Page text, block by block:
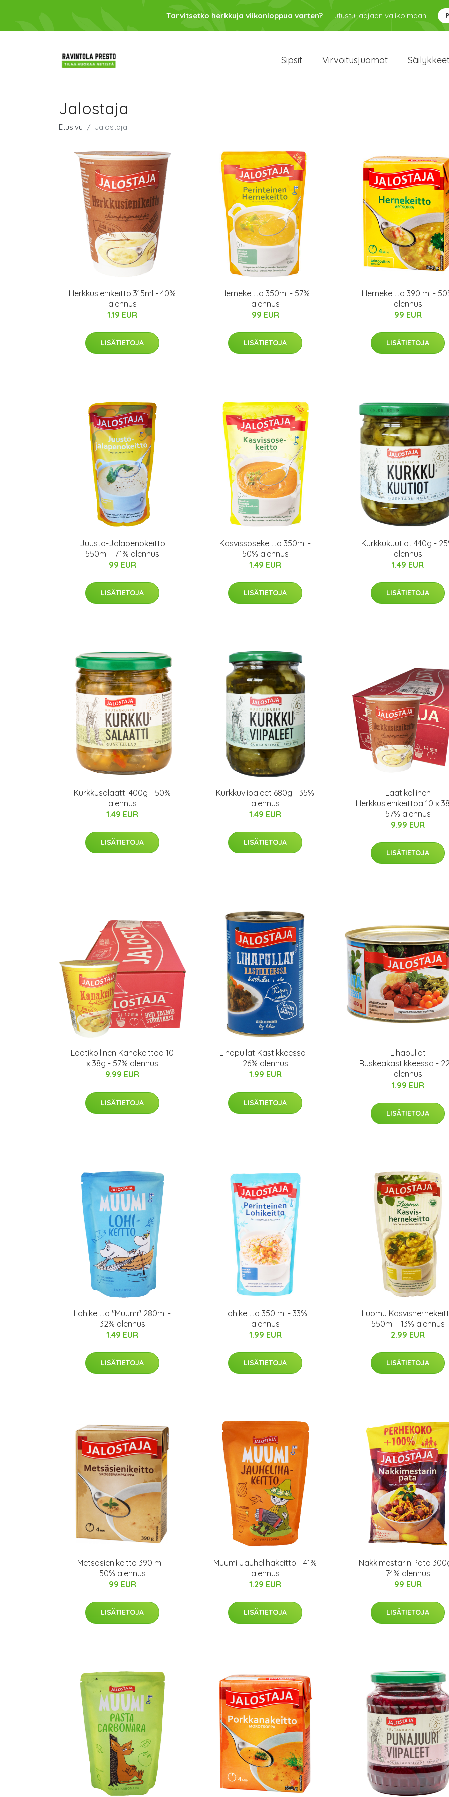
Tarvitsetko herkkuja viikonloppua varten? Tutustu laajaan valikoimaan!
Sipsit Virvoitusjuomat
Jalostaja
Etusivu Jalostaja
Herkkusienikeitto 315ml - 40%
alennus
1.19 EUR
LISÄTIETOJA
Hernekeitto 350ml - 57%
alennus
99 EUR
LISÄTIETOJA
Hernekeitto 390 ml -
alennus
99 EUR
LISÄTIETOJA
Juusto-Jalapenokeitto
550ml - 71% alennus
99 EUR
LISÄTIETOJA
Kasvissosekeitto 350ml -
50% alennus
1.49 EUR
LISÄTIETOJA
Kurkkukuutiot 440g -
alennus
1.49 EUR
LISÄTIETOJA
Kurkkusalaatti 400g - 50%
alennus
1.49 EUR
LISÄTIETOJA
Kurkkuviipaleet 680g - 35%
alennus
1.49 EUR
LISÄTIETOJA
Laatikollinen
Herkkusienikeittoa 10 x
57% alennus
9.99 EUR
LISÄTIETOJA
Laatikollinen Kanakeittoa 10
x 38g - 57% alennus
9.99 EUR
LISÄTIETOJA
Lihapullat Kastikkeessa -
26% alennus
1.99 EUR
LISÄTIETOJA
Lihapullat
Ruskeakastikkeessa -
alennus
1.99 EUR
LISÄTIETOJA
Lohikeitto "Muumi" 280ml -
32% alennus
1.49 EUR
LISÄTIETOJA
Lohikeitto 350 ml - 33%
alennus
1.99 EUR
LISÄTIETOJA
Luomu
550ml - 13% alennus
2.99 EUR
LISÄTIETOJA
Metsäsienikeitto 390 ml -
50% alennus
99 EUR
LISÄTIETOJA
Muumi Jauhelihakeitto - 41%
alennus
1.29 EUR
LISÄTIETOJA
Nakkimestarin Pata
74% alennus
99 EUR
LISÄTIETOJA